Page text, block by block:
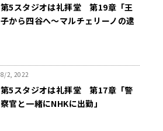
第5スタジオは礼拝堂 第19章「王
子から四谷へ〜マルチェリーノの逮
8/2, 2022
第5スタジオは礼拝堂 第17章「警
察官と一緒にNHKに出勤」